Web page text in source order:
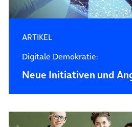
ARTIKEL
Digitale Demokratie:
Neue Initiativen und